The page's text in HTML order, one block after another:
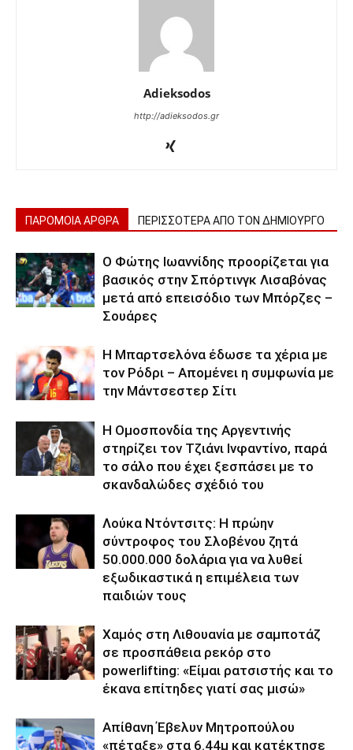
Adieksodos
http://adieksodos.gr
ΠΑΡΟΜΟΙΑ ΑΡΘΡΑ ΠΕΡΙΣΣΟΤΕΡΑ ΑΠΟ ΤΟΝ ΔΗΜΙΟΥΡΓΟ
Ο Φώτης Ιωαννίδης προορίζεται για
βασικός στην Σπόρτινγκ Λισαβόνας
μετά από επεισόδιο των Μπόρζες –
Σουάρες
Η Μπαρτσελόνα έδωσε τα χέρια με
τον Ρόδρι – Απομένει η συμφωνία με
την Μάντσεστερ Σίτι
Η Ομοσπονδία της Αργεντινής
στηρίζει τον Τζιάνι Ινφαντίνο, παρά
το σάλο που έχει ξεσπάσει με το
σκανδαλώδες σχέδιό του
Λούκα Ντόντσιτς: Η πρώην
σύντροφος του Σλοβένου ζητά
50.000.000 δολάρια για να λυθεί
εξωδικαστικά η επιμέλεια των
παιδιών τους
Χαμός στη Λιθουανία με σαμποτάζ
σε προσπάθεια ρεκόρ στο
powerlifting: «Είμαι ρατσιστής και το
έκανα επίτηδες γιατί σας μισώ»
Απίθανη Έβελυν Μητροπούλου
«πέταξε» στα 6.44μ και κατέκτησε